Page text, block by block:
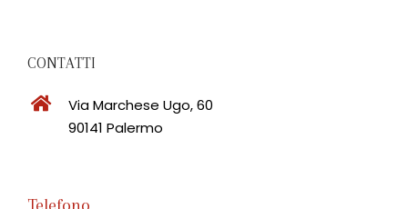
CONTATTI
Via Marchese Ugo, 60
90141 Palermo